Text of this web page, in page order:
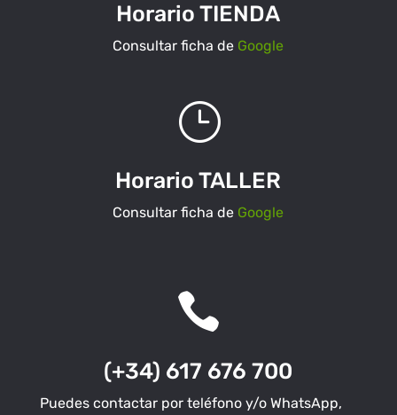
Horario TIENDA
Consultar ficha de Google
}
Horario TALLER
Consultar ficha de Google

(+34) 617 676 700
Puedes contactar por teléfono y/o WhatsApp,